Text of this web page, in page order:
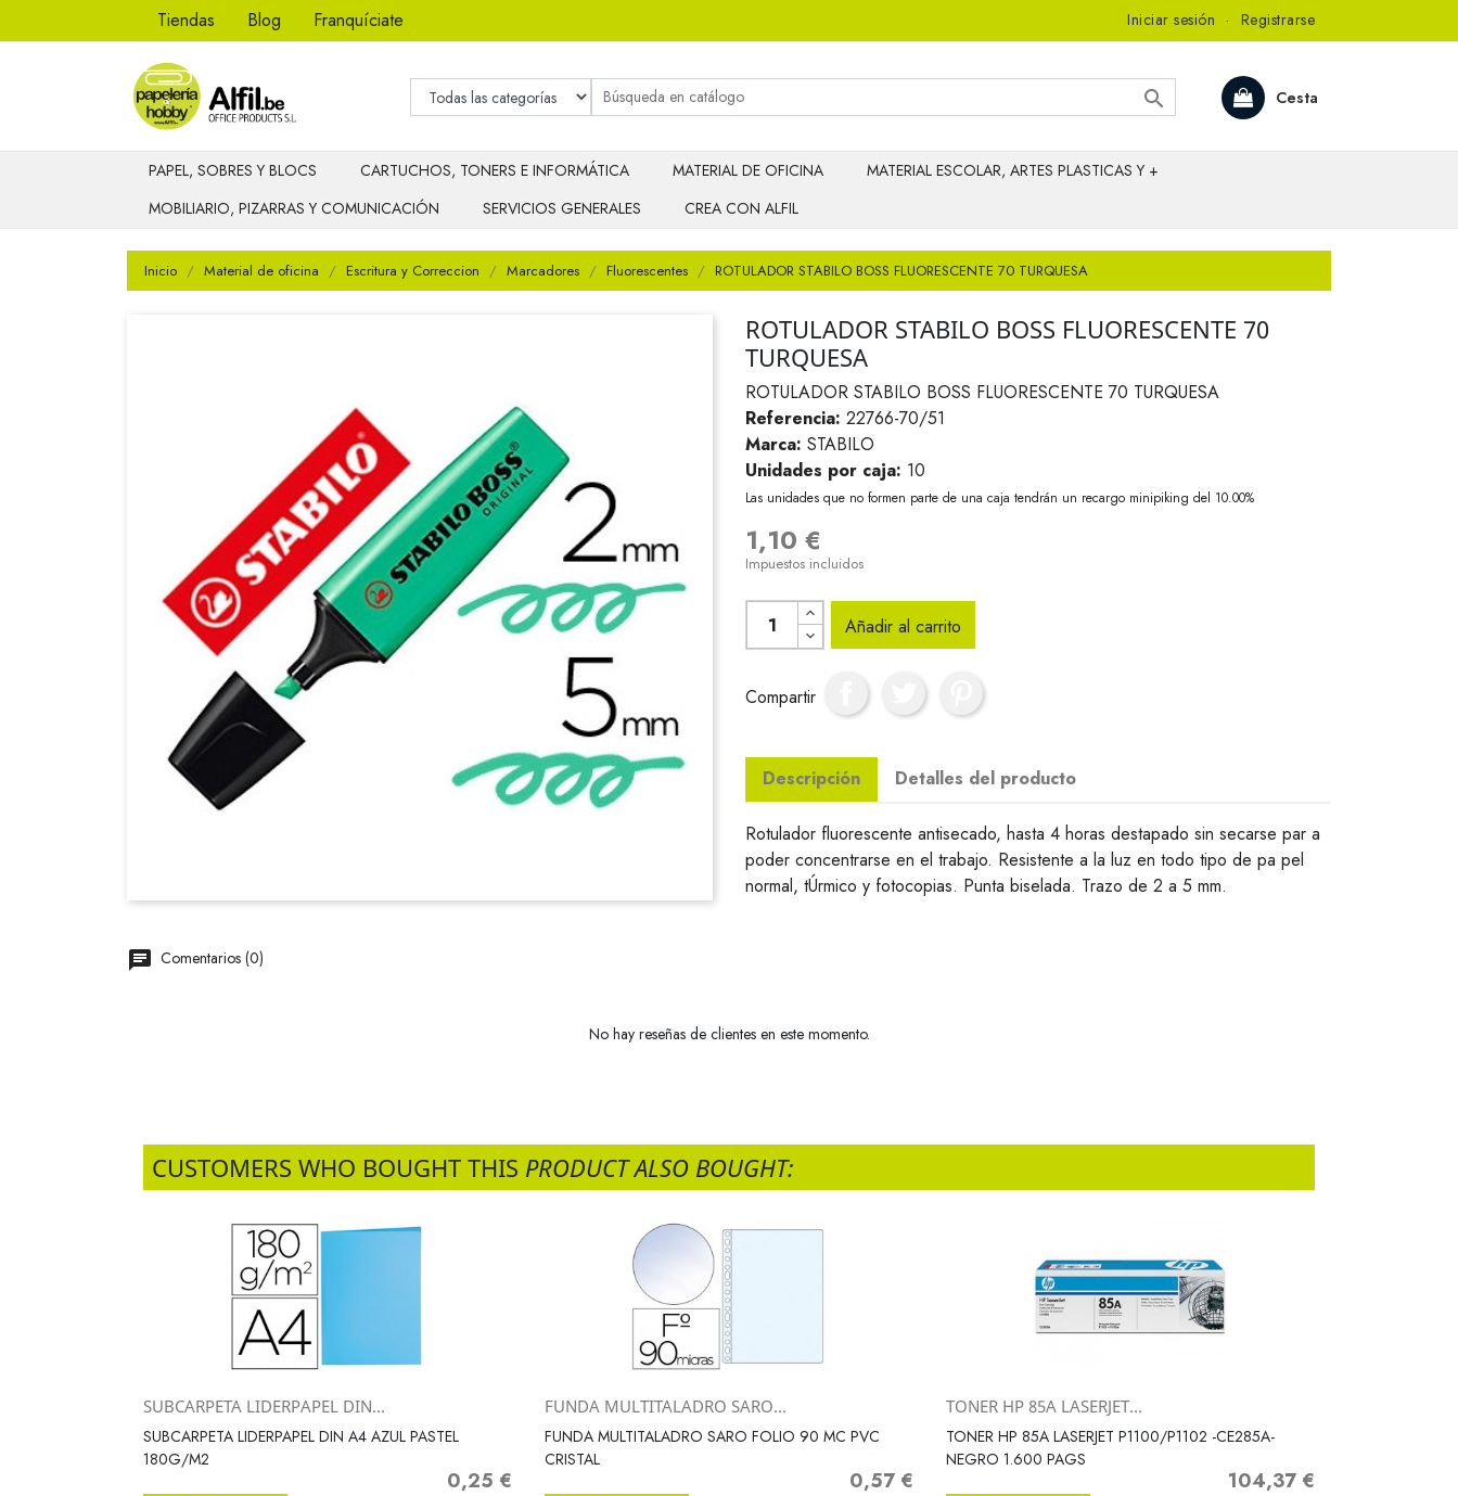
Tiendas Blog Franquíciate Iniciar sesión · Registrarse
Cesta

PAPEL, SOBRES Y BLOCS CARTUCHOS, TONERS E INFORMÁTICA MATERIAL DE OFICINA
MATERIAL ESCOLAR, ARTES PLASTICAS Y +
MOBILIARIO, PIZARRAS Y COMUNICACIÓN
SERVICIOS GENERALES CREA CON ALFIL
Inicio Material de oficina Escritura y Correccion Marcadores Fluorescentes ROTULADOR STABILO BOSS FLUORESCENTE 70 TURQUESA
ROTULADOR STABILO BOSS FLUORESCENTE 70
TURQUESA
ROTULADOR STABILO BOSS FLUORESCENTE 70 TURQUESA
Referencia: 22766-70/51
Marca: STABILO
Unidades por caja: 10
Las unidades que no formen parte de una caja tendrán un recargo minipiking del 10.00%
1,10 €
Impuestos incluidos
Añadir al carrito
Compartir
Descripción Detalles del producto
Rotulador fluorescente antisecado, hasta 4 horas destapado sin secarse par a
poder concentrarse en el trabajo. Resistente a la luz en todo tipo de pa pel
normal, tÚrmico y fotocopias. Punta biselada. Trazo de 2 a 5 mm.
Comentarios (0)
No hay reseñas de clientes en este momento.
CUSTOMERS WHO BOUGHT THIS PRODUCT ALSO BOUGHT:
Vista rápida
SUBCARPETA LIDERPAPEL DIN...
SUBCARPETA LIDERPAPEL DIN A4 AZUL PASTEL
180G/M2
Precio
0,25 €
Vista rápida
FUNDA MULTITALADRO SARO...
FUNDA MULTITALADRO SARO FOLIO 90 MC PVC
CRISTAL
Precio
0,57 €
Vista rápida
TONER HP 85A LASERJET...
TONER HP 85A LASERJET P1100/P1102 -CE285A-
NEGRO 1.600 PAGS
Precio
104,37 €